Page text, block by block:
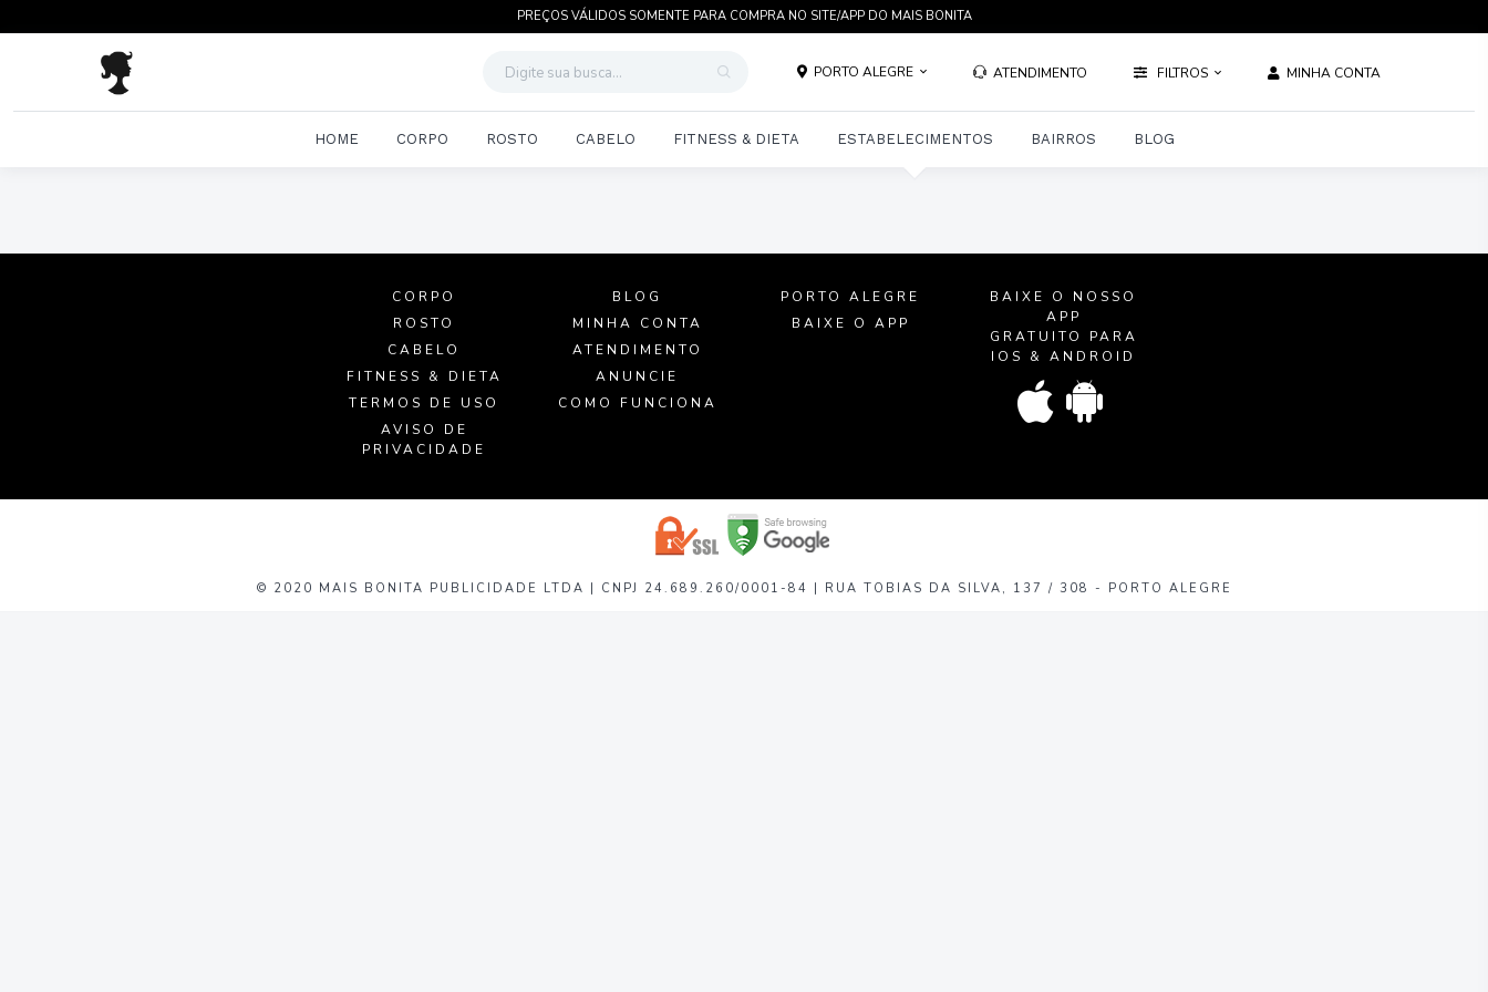
PREÇOS VÁLIDOS SOMENTE PARA COMPRA NO SITE/APP DO MAIS BONITA
PORTO ALEGRE ATENDIMENTO FILTROS MINHA CONTA
HOME CORPO ROSTO CABELO FITNESS & DIETA ESTABELECIMENTOS BAIRROS BLOG
CORPO
ROSTO
CABELO
FITNESS & DIETA
TERMOS DE USO
AVISO DE
PRIVACIDADE
BLOG
MINHA CONTA
ATENDIMENTO
ANUNCIE
COMO FUNCIONA
PORTO ALEGRE
BAIXE O APP
BAIXE O NOSSO
APP
GRATUITO PARA
IOS & ANDROID
© 2020 MAIS BONITA PUBLICIDADE LTDA | CNPJ 24.689.260/0001-84 | RUA TOBIAS DA SILVA, 137 / 308 - PORTO ALEGRE